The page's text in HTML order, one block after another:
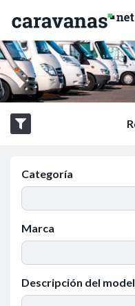
Categoría
Marca
Descripción del